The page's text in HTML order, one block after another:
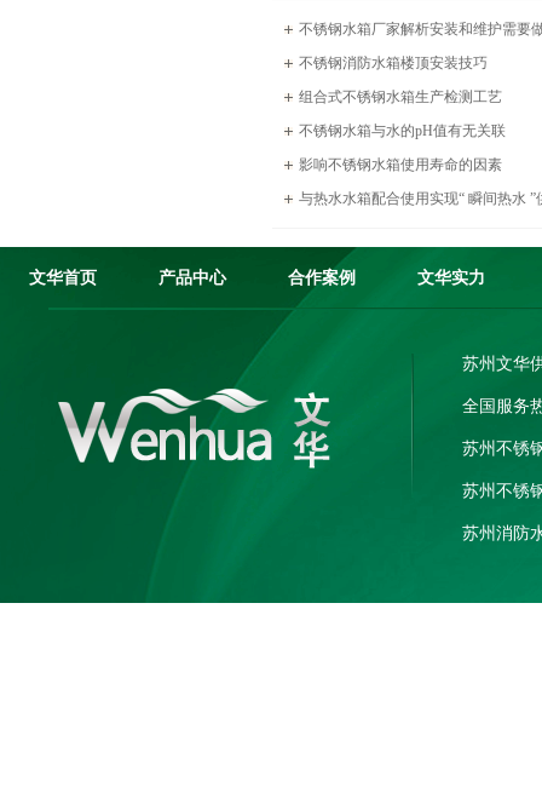
不锈钢水箱厂家解析安装和维护需要
不锈钢消防水箱楼顶安装技巧
组合式不锈钢水箱生产检测工艺
不锈钢水箱与水的pH值有无关联
影响不锈钢水箱使用寿命的因素
与热水水箱配合使用实现“ 瞬间热水
文华首页 产品中心 合作案例 文华实力
苏州文
全国服务
苏州不锈
苏州不锈
苏州消防